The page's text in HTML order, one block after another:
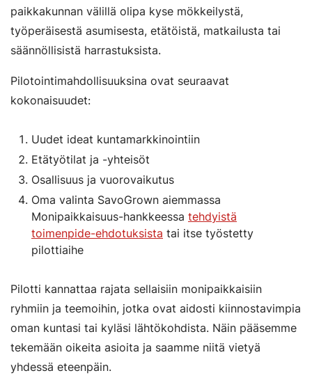
paikkakunnan välillä olipa kyse mökkeilystä,
työperäisestä asumisesta, etätöistä, matkailusta tai
säännöllisistä harrastuksista.
Pilotointimahdollisuuksina ovat seuraavat
kokonaisuudet:
Uudet ideat kuntamarkkinointiin
Etätyötilat ja -yhteisöt
Osallisuus ja vuorovaikutus
Oma valinta SavoGrown aiemmassa
Monipaikkaisuus-hankkeessa tehdyistä
toimenpide-ehdotuksista tai itse työstetty
pilottiaihe
Pilotti kannattaa rajata sellaisiin monipaikkaisiin
ryhmiin ja teemoihin, jotka ovat aidosti kiinnostavimpia
oman kuntasi tai kyläsi lähtökohdista. Näin pääsemme
tekemään oikeita asioita ja saamme niitä vietyä
yhdessä eteenpäin.